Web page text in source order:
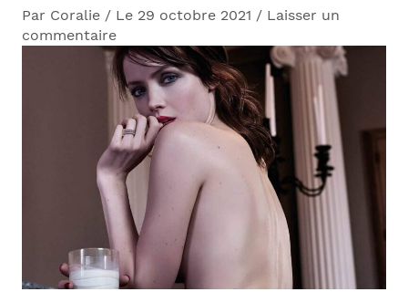
Par Coralie / Le 29 octobre 2021 / Laisser un
commentaire